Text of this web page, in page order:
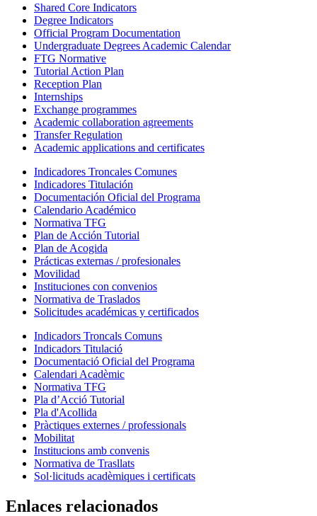
Shared Core Indicators
Degree Indicators
Official Program Documentation
Undergraduate Degrees Academic Calendar
FTG Normative
Tutorial Action Plan
Reception Plan
Internships
Exchange programmes
Academic collaboration agreements
Transfer Regulation
Academic applications and certificates
Indicadores Troncales Comunes
Indicadores Titulación
Documentación Oficial del Programa
Calendario Académico
Normativa TFG
Plan de Acción Tutorial
Plan de Acogida
Prácticas externas / profesionales
Movilidad
Instituciones con convenios
Normativa de Traslados
Solicitudes académicas y certificados
Indicadors Troncals Comuns
Indicadors Titulació
Documentació Oficial del Programa
Calendari Acadèmic
Normativa TFG
Pla d’Acció Tutorial
Pla d'Acollida
Pràctiques externes / professionals
Mobilitat
Institucions amb convenis
Normativa de Trasllats
Sol·licituds acadèmiques i certificats
Enlaces relacionados